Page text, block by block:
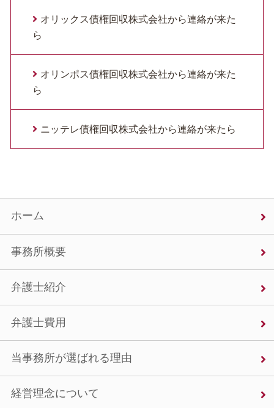
オリックス債権回収株式会社から連絡が来た
ら
オリンポス債権回収株式会社から連絡が来た
ら
ニッテレ債権回収株式会社から連絡が来たら
ホーム
事務所概要
弁護士紹介
弁護士費用
当事務所が選ばれる理由
経営理念について